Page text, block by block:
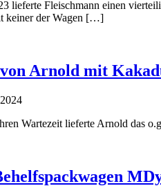
lieferte Fleischmann einen
keiner der Wagen […]
Arnold mit
Wartezeit lieferte Arnold das